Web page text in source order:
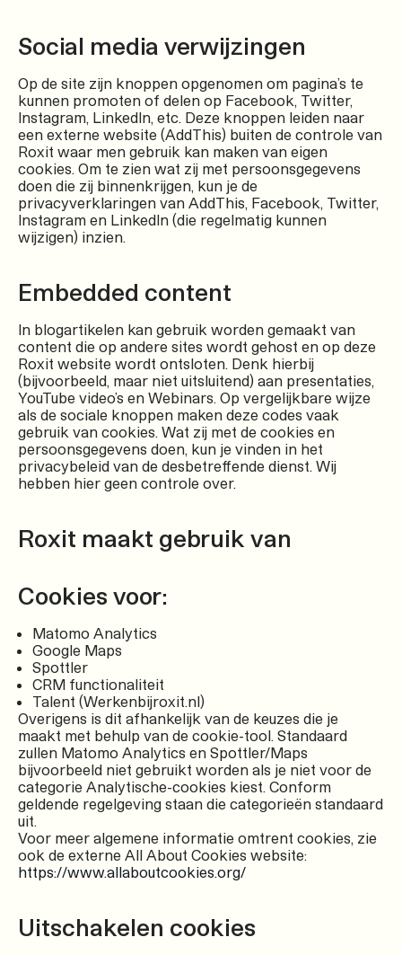
Social media verwijzingen
Op de site zijn knoppen opgenomen om pagina’s te
kunnen promoten of delen op Facebook, Twitter,
Instagram, LinkedIn, etc. Deze knoppen leiden naar
een externe website (AddThis) buiten de controle van
Roxit waar men gebruik kan maken van eigen
cookies. Om te zien wat zij met persoonsgegevens
doen die zij binnenkrijgen, kun je de
privacyverklaringen van AddThis, Facebook, Twitter,
Instagram en LinkedIn (die regelmatig kunnen
wijzigen) inzien.
Embedded content
In blogartikelen kan gebruik worden gemaakt van
content die op andere sites wordt gehost en op deze
Roxit website wordt ontsloten. Denk hierbij
(bijvoorbeeld, maar niet uitsluitend) aan presentaties,
YouTube video’s en Webinars. Op vergelijkbare wijze
als de sociale knoppen maken deze codes vaak
gebruik van cookies. Wat zij met de cookies en
persoonsgegevens doen, kun je vinden in het
privacybeleid van de desbetreffende dienst. Wij
hebben hier geen controle over.
Roxit maakt gebruik van
Cookies voor:
Matomo Analytics
Google Maps
Spottler
CRM functionaliteit
Talent (Werkenbijroxit.nl)
Overigens is dit afhankelijk van de keuzes die je
maakt met behulp van de cookie-tool. Standaard
zullen Matomo Analytics en Spottler/Maps
bijvoorbeeld niet gebruikt worden als je niet voor de
categorie Analytische-cookies kiest. Conform
geldende regelgeving staan die categorieën standaard
uit.
Voor meer algemene informatie omtrent cookies, zie
ook de externe All About Cookies website:
https://www.allaboutcookies.org/
Uitschakelen cookies